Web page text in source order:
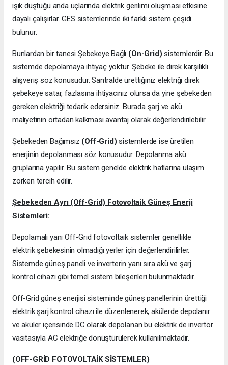
ışık düştüğü anda uçlarında elektrik gerilimi oluşması etkisine
dayalı çalışırlar. GES sistemlerinde iki farklı sistem çeşidi
bulunur.
Bunlardan bir tanesi Şebekeye Bağlı (On-Grid) sistemlerdir. Bu
sistemde depolamaya ihtiyaç yoktur. Şebeke ile direk karşılıklı
alışveriş söz konusudur. Santralde ürettiğiniz elektriği direk
şebekeye satar, fazlasına ihtiyacınız olursa da yine şebekeden
gereken elektriği tedarik edersiniz. Burada şarj ve akü
maliyetinin ortadan kalkması avantaj olarak değerlendirilebilir.
Şebekeden Bağımsız (Off-Grid) sistemlerde ise üretilen
enerjinin depolanması söz konusudur. Depolanma akü
gruplarına yapılır. Bu sistem genelde elektrik hatlarına ulaşım
zorken tercih edilir.
Şebekeden Ayrı (Off-Grid) Fotovoltaik Güneş Enerji
Sistemleri:
Depolamalı yani Off-Grid fotovoltaik sistemler genellikle
elektrik şebekesinin olmadığı yerler için değerlendirilirler.
Sistemde güneş paneli ve inverterin yanı sıra akü ve şarj
kontrol cihazı gibi temel sistem bileşenleri bulunmaktadır.
Off-Grid güneş enerjisi sisteminde güneş panellerinin ürettiği
elektrik şarj kontrol cihazı ile düzenlenerek, akülerde depolanır
ve aküler içerisinde DC olarak depolanan bu elektrik de invertör
vasıtasıyla AC elektriğe dönüştürülerek kullanılmaktadır.
(OFF-GRİD FOTOVOLTAİK SİSTEMLER)